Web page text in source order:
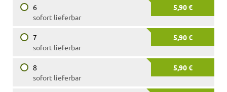
6
5,90 €
sofort lieferbar
7
5,90 €
sofort lieferbar
8
5,90 €
sofort lieferbar